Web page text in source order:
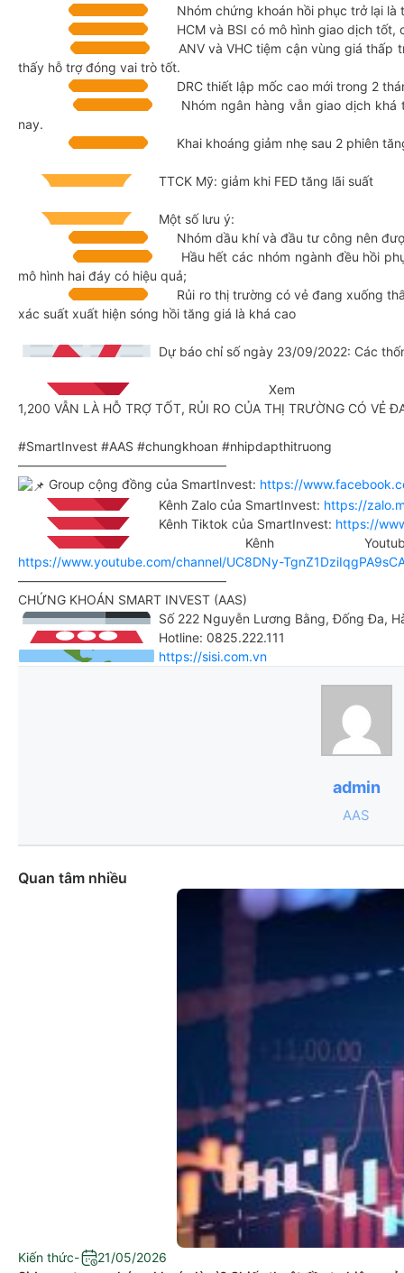
Nhóm chứng khoán hồi phục trở lại là
HCM và BSI có mô hình giao dịch tốt,
ANV và VHC tiệm cận vùng giá thấp
thấy hỗ trợ đóng vai trò tốt.
DRC thiết lập mốc cao mới trong 2
Nhóm ngân hàng vẫn giao dịch
nay.
Khai khoáng giảm nhẹ sau 2 phiên
TTCK Mỹ: giảm khi FED tăng lãi suất
Một số lưu ý:
Nhóm dầu khí và đầu tư công nên
Hầu hết các nhóm ngành đều hồi
mô hình hai đáy có hiệu quả;
Rủi ro thị trường có vẻ đang xuống
xác suất xuất hiện sóng hồi tăng giá là khá cao
Dự báo chỉ số ngày 23/09/2022: Các
Xem
1,200 VẪN LÀ HỖ TRỢ TỐT, RỦI RO CỦA THỊ TRƯỜNG CÓ VẺ
#SmartInvest #AAS #chungkhoan #nhipdapthitruong
————————————————–
Group cộng đồng của SmartInvest: https://
Kênh Zalo của SmartInvest: https://
Kênh Tiktok của SmartInvest: https://
Kênh
https://www.youtube.com/channel/UC8DNy-
————————————————–
CHỨNG KHOÁN SMART INVEST (AAS)
Số 222 Nguyễn Lương Bằng, Đống Đa,
Hotline: 0825.222.111
https://sisi.com.vn
admin
AAS
Quan tâm nhiều
Kiến thức-
21/05/2026